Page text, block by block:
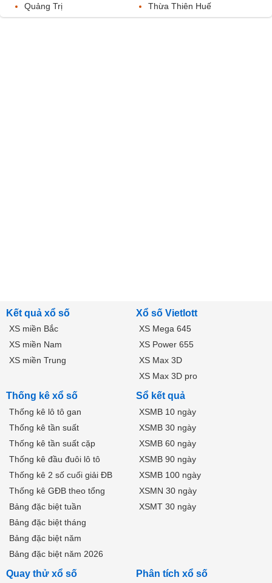
Quảng Trị
Thừa Thiên Huế
Kết quả xổ số
XS miền Bắc
XS miền Nam
XS miền Trung
Xổ số Vietlott
XS Mega 645
XS Power 655
XS Max 3D
XS Max 3D pro
Thống kê xổ số
Thống kê lô tô gan
Thống kê tần suất
Thống kê tần suất cặp
Thống kê đầu đuôi lô tô
Thống kê 2 số cuối giải ĐB
Thống kê GĐB theo tổng
Bảng đặc biệt tuần
Bảng đặc biệt tháng
Bảng đặc biệt năm
Bảng đặc biệt năm 2026
Sổ kết quả
XSMB 10 ngày
XSMB 30 ngày
XSMB 60 ngày
XSMB 90 ngày
XSMB 100 ngày
XSMN 30 ngày
XSMT 30 ngày
Quay thử xổ số Phân tích xổ số